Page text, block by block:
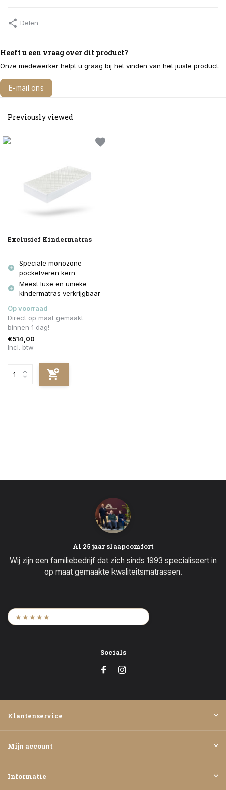
Delen
Heeft u een vraag over dit product?
Onze medewerker helpt u graag bij het vinden van het juiste product.
E-mail ons
Previously viewed
Exclusief Kindermatras
Speciale monozone
pocketveren kern
Meest luxe en unieke
kindermatras verkrijgbaar
Op voorraad
Direct op maat gemaakt
binnen 1 dag!
€514,00
Incl. btw
Al 25 jaar slaapcomfort
Wij zijn een familiebedrijf dat zich sinds 1993 specialiseert in
op maat gemaakte kwaliteitsmatrassen.
★★★★★
Socials
Klantenservice
Mijn account
Informatie